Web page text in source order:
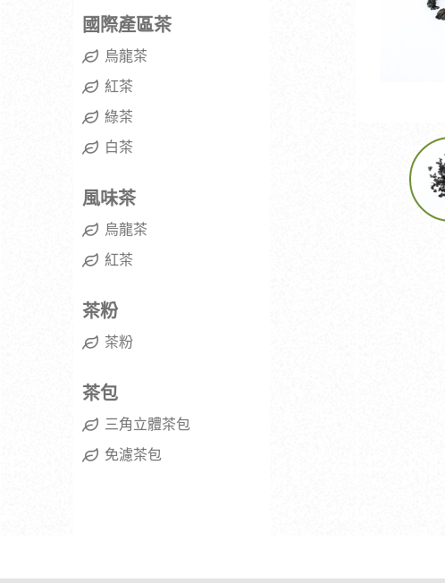
國際產區茶
烏龍茶
紅茶
綠茶
白茶
風味茶
烏龍茶
紅茶
茶粉
茶粉
茶包
三角立體茶包
免濾茶包